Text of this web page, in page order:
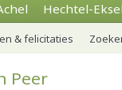
Hechtel-
& felicitaties
Peer